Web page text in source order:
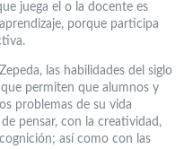
juega el o la docente es
porque participa
las habilidades del siglo
permiten que alumnos y
problemas de su vida
pensar, con la creatividad,
así como con las